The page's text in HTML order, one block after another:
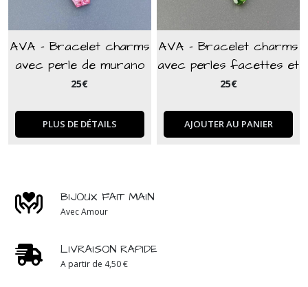
AVA - Bracelet charms
avec perle de murano
rose
25€
PLUS DE DÉTAILS
AVA - Bracelet charms
avec perles facettes et
perle de murano vertes
25€
AJOUTER AU PANIER
BIJOUX FAIT MAIN
Avec Amour
LIVRAISON RAPIDE
A partir de 4,50 €